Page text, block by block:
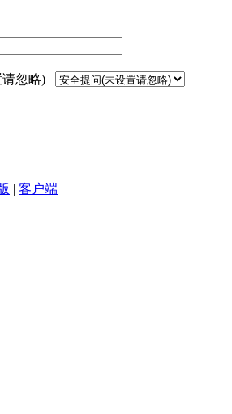
忽略)
| 客户端